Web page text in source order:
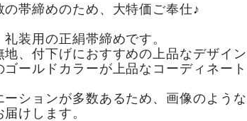
帯締めのため、大特価ご奉仕♪
装用の正絹帯締めです。
地、付下げにおすすめの上品なデザイ
ールドカラーが上品なコーディネート
ションが多数あるため、画像のよう
けします。